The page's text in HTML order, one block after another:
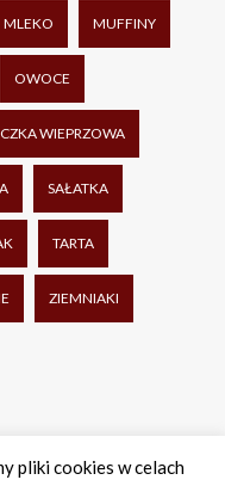
MLEKO MUFFINY
OWOCE
WIEPRZOWA
SAŁATKA
TARTA
ZIEMNIAKI
pliki cookies w celach